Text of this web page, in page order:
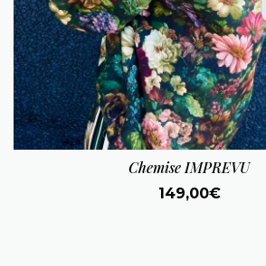
Chemise IMPREVU
149,00€